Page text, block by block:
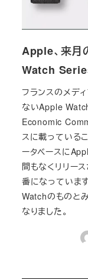
Apple、来月
Watch
フランスのメデ
ないApple
Economic
スに載っている
ータベースに
間もなくリリー
番になっていま
Watchのものと
なりました。